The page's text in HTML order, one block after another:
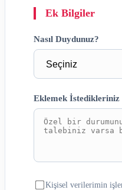
Ek Bilgiler
Nasıl Duydunuz?
Eklemek İstedikleriniz
Kişisel verilerimin